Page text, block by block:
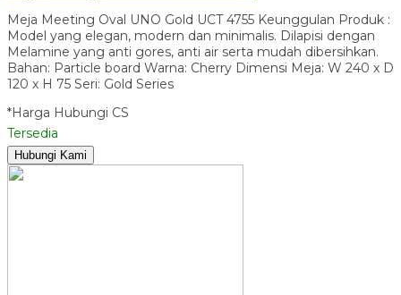
Meja Meeting Oval UNO Gold UCT 4755 Keunggulan Produk :
Model yang elegan, modern dan minimalis. Dilapisi dengan
Melamine yang anti gores, anti air serta mudah dibersihkan.
Bahan: Particle board Warna: Cherry Dimensi Meja: W 240 x D
120 x H 75 Seri: Gold Series
*Harga Hubungi CS
Tersedia
Hubungi Kami